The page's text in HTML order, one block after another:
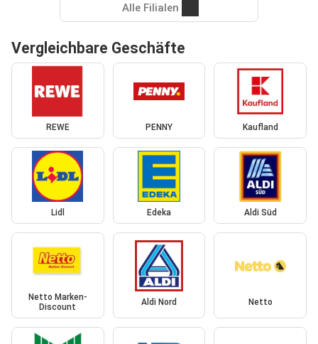
Alle Filialen
Vergleichbare Geschäfte
REWE PENNY Kaufland
Lidl Edeka Aldi Süd
Netto Marken-
Discount
Aldi Nord Netto